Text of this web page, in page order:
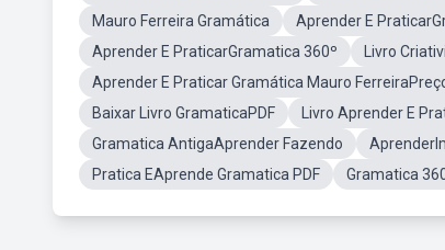
Mauro Ferreira Gramática
Aprender E
Aprender E PraticarGramatica 360º
Livro
Aprender E Praticar Gramática Mauro
Baixar Livro GramaticaPDF
Livro Aprender E
Gramatica AntigaAprender Fazendo
Pratica EAprende Gramatica PDF
Gramatica